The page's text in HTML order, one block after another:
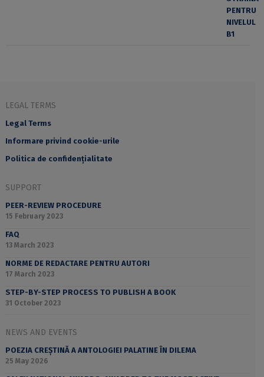
LEGAL TERMS
Legal Terms
Informare privind cookie-urile
Politica de confidențialitate
SUPPORT
PEER-REVIEW PROCEDURE
15 February 2023
FAQ
13 March 2023
NORME DE REDACTARE PENTRU AUTORI
17 March 2023
STEP-BY-STEP PROCESS TO PUBLISH A BOOK
31 October 2023
NEWS AND EVENTS
POEZIA CREȘTINĂ A ANTOLOGIEI PALATINE ÎN DILEMA
25 May 2026